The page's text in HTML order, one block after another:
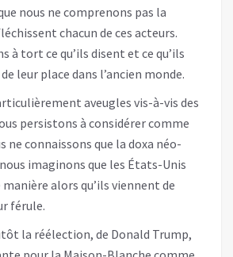
nous ne comprenons pas la
chacun de ces acteurs.
à tort ce qu’ils disent et ce qu’ils
leur place dans l’ancien monde.
aveugles vis-à-vis des
persistons à considérer comme
ne connaissons que la doxa néo-
imaginons que les États-Unis
alors qu’ils viennent de
férule.
la réélection, de Donald Trump,